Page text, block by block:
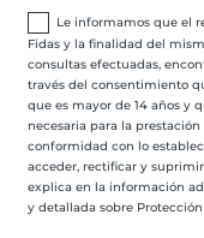
Le informamos que el
Fidas y la finalidad del
consultas efectuadas,
través del consentimiento
que es mayor de 14 años y
necesaria para la
conformidad con lo
acceder, rectificar y
explica en la información
y detallada sobre